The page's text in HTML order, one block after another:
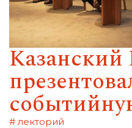
# лекторий